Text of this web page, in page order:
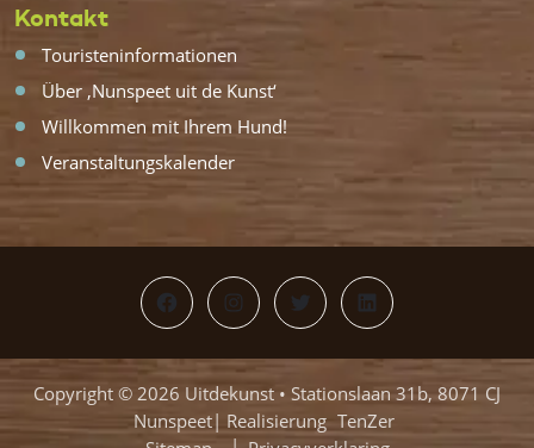
Kontakt
Touristeninformationen
Über ‚Nunspeet uit de Kunst‘
Willkommen mit Ihrem Hund!
Veranstaltungskalender
FacebookInstagram
TwitterLinkedIn
Copyright © 2026 Uitdekunst • Stationslaan 31b, 8071 CJ
Nunspeet| Realisierung TenZer